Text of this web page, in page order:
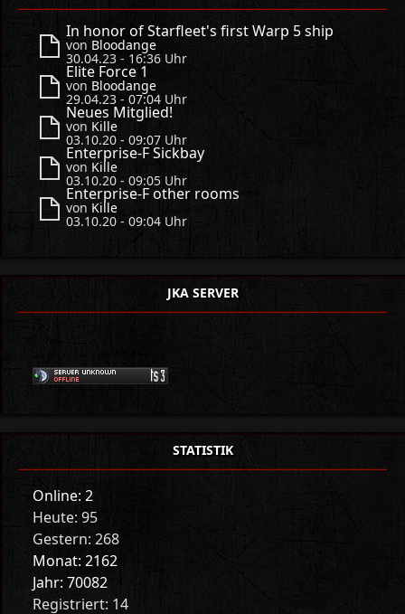
In honor of Starfleet's first Warp 5 ship
von Bloodange
30.04.23 - 16:36 Uhr
Elite Force 1
von Bloodange
29.04.23 - 07:04 Uhr
Neues Mitglied!
von Kille
03.10.20 - 09:07 Uhr
Enterprise-F Sickbay
von Kille
03.10.20 - 09:05 Uhr
Enterprise-F other rooms
von Kille
03.10.20 - 09:04 Uhr
JKA SERVER
STATISTIK
Online: 2
Heute: 95
Gestern: 268
Monat: 2162
Jahr: 70082
Registriert: 14